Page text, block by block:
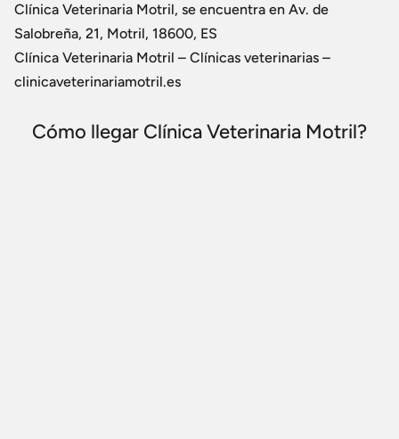
Clínica Veterinaria Motril, se encuentra en Av. de
Salobreña, 21, Motril, 18600, ES
Clínica Veterinaria Motril – Clínicas veterinarias –
clinicaveterinariamotril.es
Cómo llegar Clínica Veterinaria Motril?